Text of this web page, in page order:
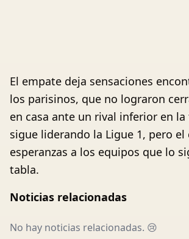
El empate deja sensaciones
los parisinos, que no lograron
en casa ante un rival inferior en la
sigue liderando la Ligue 1, pero el
esperanzas a los equipos que lo
tabla.
Noticias relacionadas
No hay noticias relacionadas. 😢